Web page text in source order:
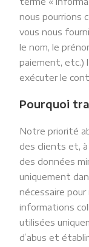
nous pourrions
vous nous
le nom, le
paiement, etc.)
exécuter le
Pourquoi
Notre priorité
des clients et,
des données
uniquement
nécessaire
informations
utilisées
d’abus et